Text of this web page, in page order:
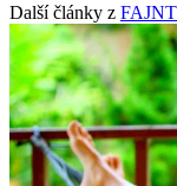
Další články z